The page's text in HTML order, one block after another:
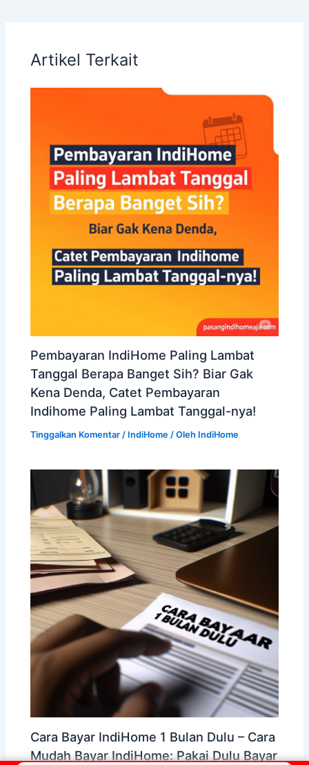
Artikel Terkait
Pembayaran IndiHome Paling Lambat
Tanggal Berapa Banget Sih? Biar Gak
Kena Denda, Catet Pembayaran
Indihome Paling Lambat Tanggal-nya!
Tinggalkan Komentar / IndiHome / Oleh IndiHome
Cara Bayar IndiHome 1 Bulan Dulu – Cara
Mudah Bayar IndiHome: Pakai Dulu Bayar